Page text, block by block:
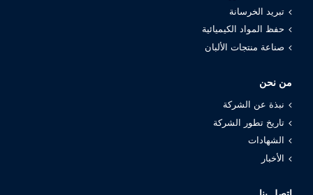
تبريد الخرسانة
حفظ المواد الكيميائية
صناعة منتجات الألبان
من نحن
نبذة عن الشركة
تاريخ تطور الشركة
الشهادات
الأخبار